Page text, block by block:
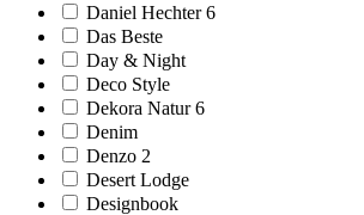
Daniel Hechter 6
Das Beste
Day & Night
Deco Style
Dekora Natur 6
Denim
Denzo 2
Desert Lodge
Designbook